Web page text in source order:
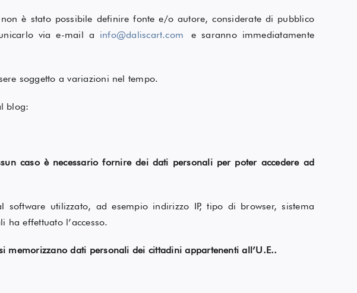
è stato possibile definire fonte e/o autore, considerate di pubblico
via e-mail a info@daliscart.com e saranno immediatamente
soggetto a variazioni nel tempo.
blog:
caso è necessario fornire dei dati personali per poter accedere ad
utilizzato, ad esempio indirizzo IP, tipo di browser, sistema
effettuato l’accesso.
dati personali dei cittadini appartenenti all’U.E..